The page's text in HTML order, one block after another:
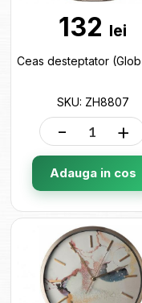
132 lei
SKU: ZH8807
- +
Adauga in cos